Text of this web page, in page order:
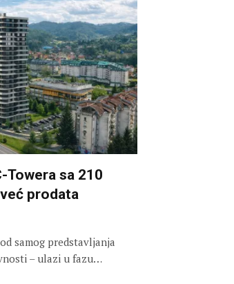
Towera sa 210
prodata
samog predstavljanja
– ulazi u fazu…